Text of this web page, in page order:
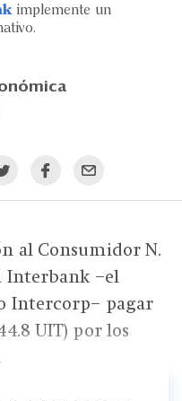
implemente un
al Consumidor N.
Interbank –el
Intercorp– pagar
UIT) por los